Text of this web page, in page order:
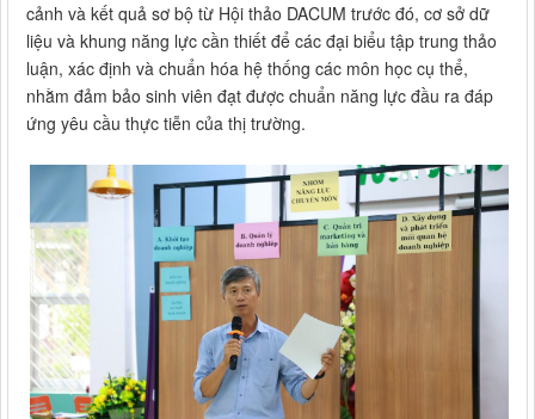
cảnh và kết quả sơ bộ từ Hội thảo DACUM trước đó, cơ sở dữ
liệu và khung năng lực cần thiết để các đại biểu tập trung thảo
luận, xác định và chuẩn hóa hệ thống các môn học cụ thể,
nhằm đảm bảo sinh viên đạt được chuẩn năng lực đầu ra đáp
ứng yêu cầu thực tiễn của thị trường.